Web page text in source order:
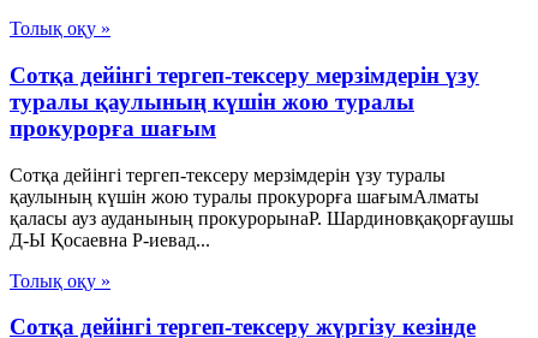
Толық оқу »
Сотқа дейінгі тергеп-тексеру мерзімдерін үзу
туралы қаулының күшін жою туралы
прокурорға шағым
Сотқа дейінгі тергеп-тексеру мерзімдерін үзу туралы
қаулының күшін жою туралы прокурорға шағымАлматы
қаласы ауз ауданының прокурорынаР. Шардиновқақорғаушы
Д-Ы Қосаевна Р-иевад...
Толық оқу »
Сотқа дейінгі тергеп-тексеру жүргізу кезінде